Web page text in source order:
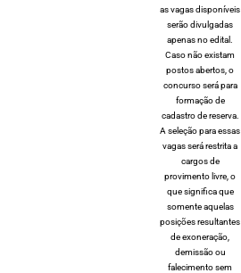
as vagas disponíveis
serão divulgadas
apenas no edital.
Caso não existam
postos abertos, o
concurso será para
formação de
cadastro de reserva.
A seleção para essas
vagas será restrita a
cargos de
provimento livre, o
que significa que
somente aquelas
posições resultantes
de exoneração,
demissão ou
falecimento sem